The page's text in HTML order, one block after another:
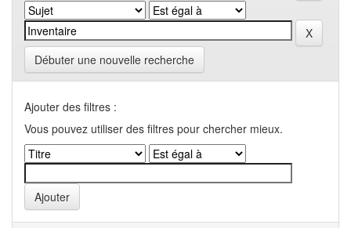
Débuter une nouvelle recherche
Ajouter des filtres :
Vous pouvez utiliser des filtres pour chercher mieux.